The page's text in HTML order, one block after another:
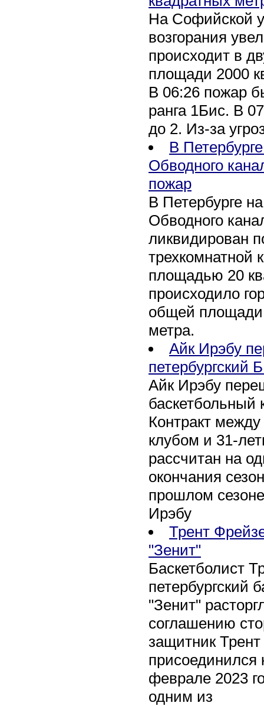
На Софийской
возгорания
происходит в
площади 2000
В 06:26 пожар
ранга 1Бис. В
до 2. Из-за
В
Обводного
пожар
В Петербурге
Обводного
ликвидирован
трехкомнатной
площадью 20
происходило
общей площади
метра.
Айк Ирэбу
петербургский
Айк Ирэбу
баскетбольный
Контракт между
клубом и 31-
рассчитан на
окончания
прошлом
Ирэбу
Трент
"Зенит"
Баскетболист
петербургский
"Зенит"
соглашению
защитник
присоединился
феврале 2023
одним из